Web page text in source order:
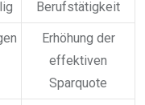
Berufstätigkeit
Erhöhung der
effektiven
Sparquote